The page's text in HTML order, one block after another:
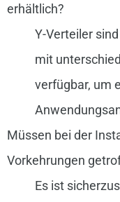
erhältlich?
Y-Verteiler
mit
verfügbar, um
Müssen bei der
Vorkehrungen
Es ist